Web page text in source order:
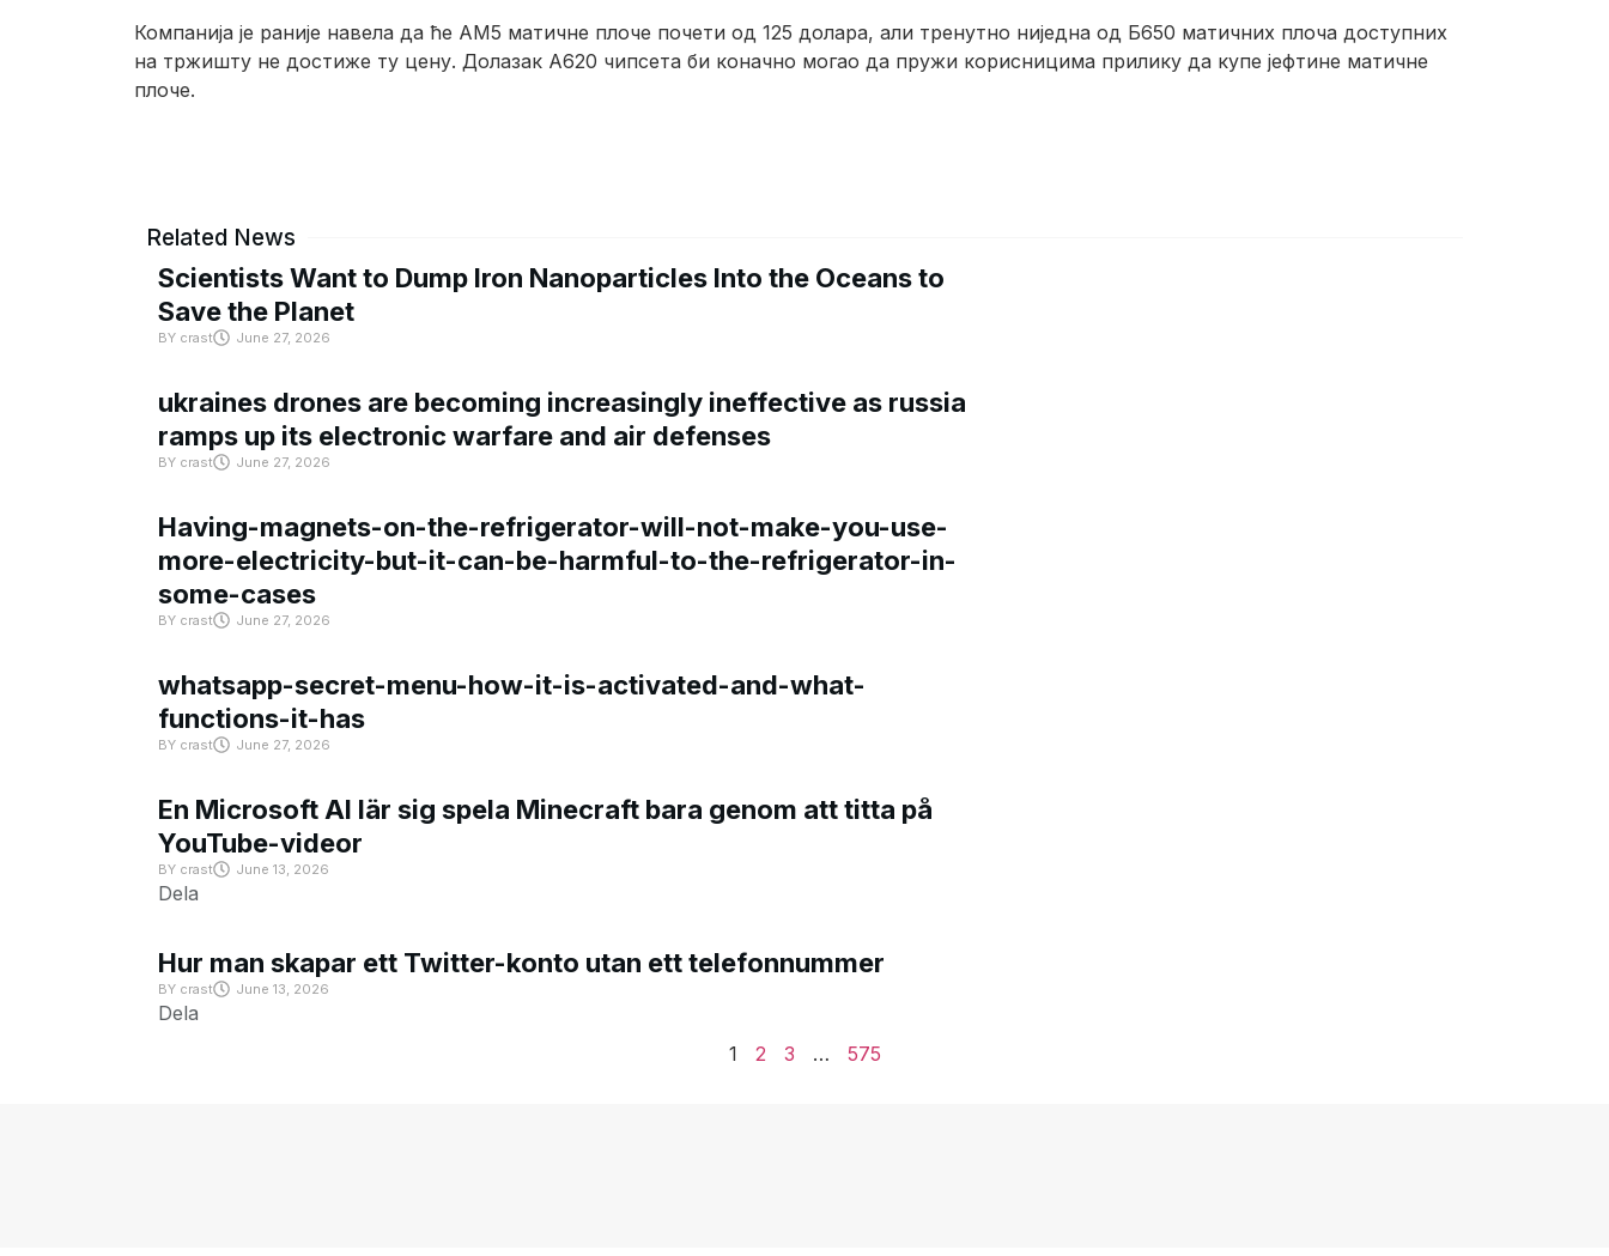
Компанија је раније навела да ће АМ5 матичне плоче почети од 125 долара, али тренутно ниједна од Б650 матичних плоча доступних
на тржишту не достиже ту цену. Долазак А620 чипсета би коначно могао да пружи корисницима прилику да купе јефтине матичне
плоче.
Related News
Scientists Want to Dump Iron Nanoparticles Into the Oceans to
Save the Planet
BY crast June 27, 2026
ukraines drones are becoming increasingly ineffective as russia
ramps up its electronic warfare and air defenses
BY crast June 27, 2026
Having-magnets-on-the-refrigerator-will-not-make-you-use-
more-electricity-but-it-can-be-harmful-to-the-refrigerator-in-
some-cases
BY crast June 27, 2026
whatsapp-secret-menu-how-it-is-activated-and-what-
functions-it-has
BY crast June 27, 2026
En Microsoft AI lär sig spela Minecraft bara genom att titta på
YouTube-videor
BY crast June 13, 2026
Dela
Hur man skapar ett Twitter-konto utan ett telefonnummer
BY crast June 13, 2026
Dela
1
2 3 … 575